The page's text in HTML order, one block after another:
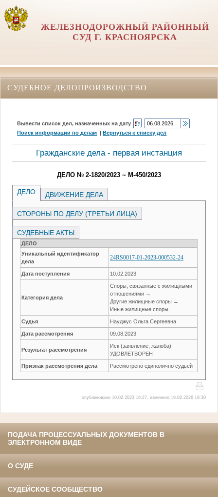
ЖЕЛЕЗНОДОРОЖНЫЙ РАЙОННЫЙ
СУД Г. КРАСНОЯРСКА
СУДЕБНОЕ ДЕЛОПРОИЗВОДСТВО
Вывести список дел, назначенных на дату
Поиск информации по делам |Вернуться к списку дел
Гражданские дела - первая инстанция
ДЕЛО № 2-1820/2023 ~ М-450/2023
ДЕЛО ДВИЖЕНИЕ ДЕЛА
СТОРОНЫ ПО ДЕЛУ (ТРЕТЬИ ЛИЦА)
СУДЕБНЫЕ АКТЫ
ДЕЛО
Уникальный идентификатор
дела
24RS0017-01-2023-000532-24
Дата поступления 10.02.2023
Категория дела
Споры, связанные с жилищными
отношениями →
Другие жилищные споры →
Иные жилищные споры
Судья Науджус Ольга Сергеевна
Дата рассмотрения 09.08.2023
Результат рассмотрения
Иск (заявление, жалоба)
УДОВЛЕТВОРЕН
Признак рассмотрения дела Рассмотрено единолично судьей
опубликовано 10.02.2023 16:27, изменено 19.02.2026 19:30
ПОДАЧА ПРОЦЕССУАЛЬНЫХ ДОКУМЕНТОВ В
ЭЛЕКТРОННОМ ВИДЕ
О СУДЕ
СУДЕЙСКОЕ СООБЩЕСТВО